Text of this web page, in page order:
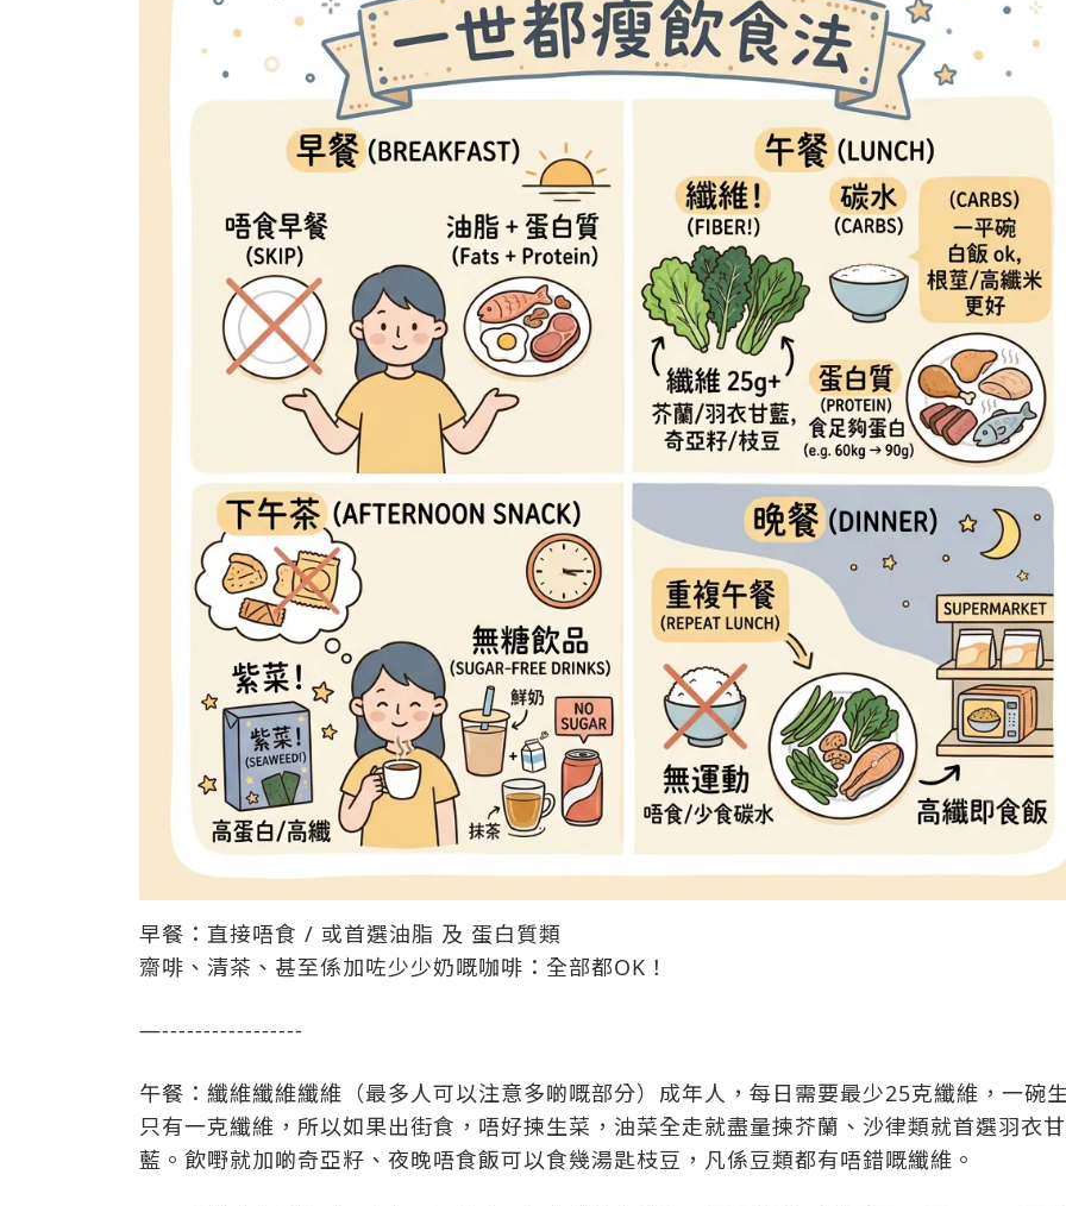
早餐：直接唔食 / 或首選油脂 及 蛋白質類
齋啡、清茶、甚至係加咗少少奶嘅咖啡：全部都OK！
—-----------------
午餐：纖維纖維纖維（最多人可以注意多啲嘅部分）成年人，每日需要最少25克纖維，一碗
只有一克纖維，所以如果出街食，唔好揀生菜，油菜全走就盡量揀芥蘭、沙律類就首選羽衣甘
藍。飲嘢就加啲奇亞籽、夜晚唔食飯可以食幾湯匙枝豆，凡係豆類都有唔錯嘅纖維。